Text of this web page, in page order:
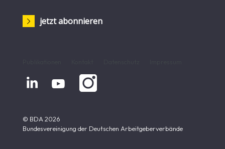
jetzt abonnieren
 
© BDA 2026
Bundesvereinigung der Deutschen Arbeitgeberverbände